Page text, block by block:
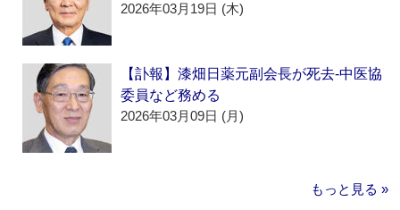
2026年03月19日 (木)
【訃報】漆畑日薬元副会長が死去‐中医協
委員など務める
2026年03月09日 (月)
もっと見る »